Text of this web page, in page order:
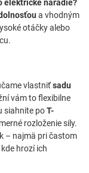
elektrické náradie?
a vhodným
otáčky alebo
vlastniťsadu
vám to flexibilne
siahnite poT-
rozloženie sily.
– najmä pri častom
hrozí ich